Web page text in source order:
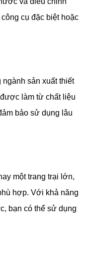
cụ đặc biệt hoặc
sản xuất thiết
được làm từ chất liệu
bảo sử dụng lâu
một trang trại lớn,
hợp. Với khả năng
bạn có thể sử dụng